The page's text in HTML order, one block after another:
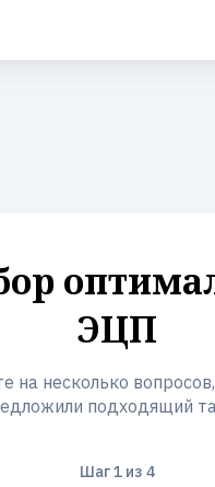
ЭЦП
на несколько
подходящий
Шаг1из 4